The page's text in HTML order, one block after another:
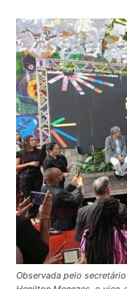
Observada pelo